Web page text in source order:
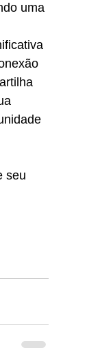
uma
seu